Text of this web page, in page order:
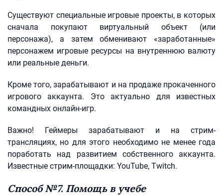
Существуют специальные игровые проекты, в которых
сначала покупают виртуальный объект (или
персонажа), а затем обменивают «заработанные»
персонажем игровые ресурсы на внутреннюю валюту
или реальные деньги.
Кроме того, зарабатывают и на продаже прокаченного
игрового аккаунта. Это актуально для известных
командных онлайн-игр.
Важно! Геймеры зарабатывают и на стрим-
трансляциях, но для этого необходимо не менее года
поработать над развитием собственного аккаунта.
Известные стрим-площадки: YouTube, Twitch.
Способ №7. Помощь в учебе